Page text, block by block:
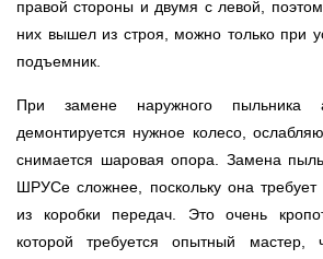
правой стороны и двумя с левой,
них вышел из строя, можно только при
подъемник.
При замене наружного пыльника
демонтируется нужное колесо,
снимается шаровая опора. Замена
ШРУСе сложнее, поскольку она требует
из коробки передач. Это очень
которой требуется опытный мастер,